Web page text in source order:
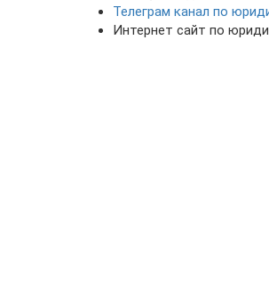
Телеграм канал по
Интернет сайт по